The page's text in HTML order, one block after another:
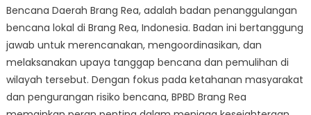
Bencana Daerah Brang Rea, adalah badan penanggulangan
bencana lokal di Brang Rea, Indonesia. Badan ini bertanggung
jawab untuk merencanakan, mengoordinasikan, dan
melaksanakan upaya tanggap bencana dan pemulihan di
wilayah tersebut. Dengan fokus pada ketahanan masyarakat
dan pengurangan risiko bencana, BPBD Brang Rea